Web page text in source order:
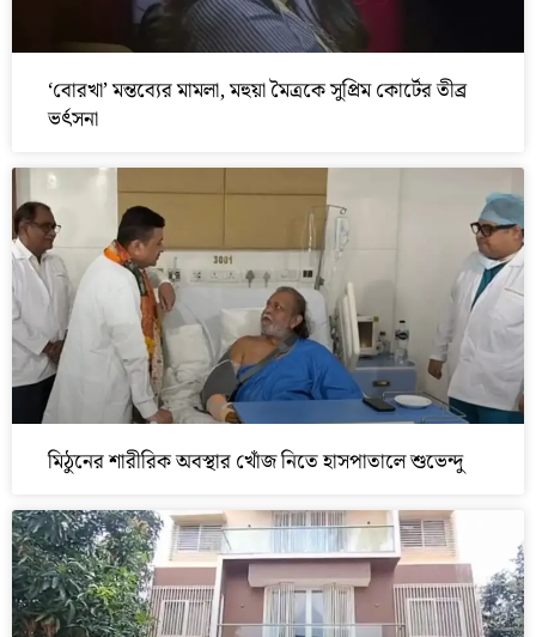
‘বোরখা’ মন্তব্যের মামলা, মহুয়া মৈত্রকে সুপ্রিম কোর্টের তীব্র
ভর্ৎসনা
মিঠুনের শারীরিক অবস্থার খোঁজ নিতে হাসপাতালে শুভেন্দু